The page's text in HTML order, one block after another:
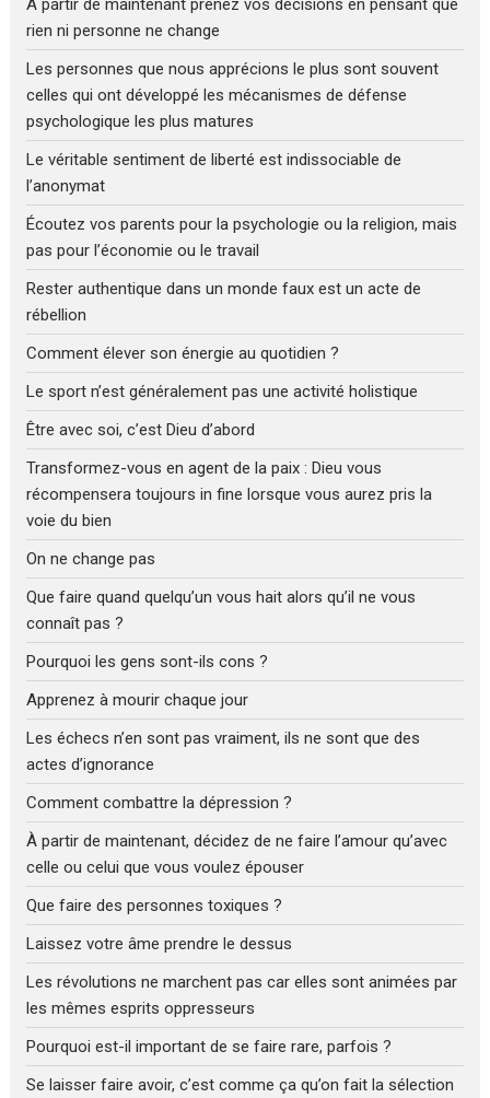
rien ni personne ne change
Les personnes que nous apprécions le plus sont souvent
celles qui ont développé les mécanismes de défense
psychologique les plus matures
Le véritable sentiment de liberté est indissociable de
l’anonymat
Écoutez vos parents pour la psychologie ou la religion, mais
pas pour l’économie ou le travail
Rester authentique dans un monde faux est un acte de
rébellion
Comment élever son énergie au quotidien ?
Le sport n’est généralement pas une activité holistique
Être avec soi, c’est Dieu d’abord
Transformez-vous en agent de la paix : Dieu vous
récompensera toujours in fine lorsque vous aurez pris la
voie du bien
On ne change pas
Que faire quand quelqu’un vous hait alors qu’il ne vous
connaît pas ?
Pourquoi les gens sont-ils cons ?
Apprenez à mourir chaque jour
Les échecs n’en sont pas vraiment, ils ne sont que des
actes d’ignorance
Comment combattre la dépression ?
À partir de maintenant, décidez de ne faire l’amour qu’avec
celle ou celui que vous voulez épouser
Que faire des personnes toxiques ?
Laissez votre âme prendre le dessus
Les révolutions ne marchent pas car elles sont animées par
les mêmes esprits oppresseurs
Pourquoi est-il important de se faire rare, parfois ?
Se laisser faire avoir, c’est comme ça qu’on fait la sélection